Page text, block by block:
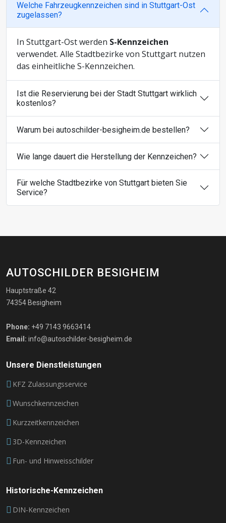
Welche Fahrzeugkennzeichen sind in Stuttgart-Ost
zugelassen?
In Stuttgart-Ost werden S-Kennzeichen
verwendet. Alle Stadtbezirke von Stuttgart nutzen
das einheitliche S-Kennzeichen.
Ist die Reservierung bei der Stadt Stuttgart wirklich
kostenlos?
Warum bei autoschilder-besigheim.de bestellen?
Wie lange dauert die Herstellung der Kennzeichen?
Für welche Stadtbezirke von Stuttgart bieten Sie
Service?
AUTOSCHILDER BESIGHEIM
Hauptstraße 42
74354 Besigheim
Phone: +49 7143 9663414
Email: info@autoschilder-besigheim.de
Unsere Dienstleistungen
KFZ Zulassungsservice
Wunschkennzeichen
Kurzzeitkennzeichen
3D-Kennzeichen
Fun- und Hinweisschilder
Historische-Kennzeichen
DIN-Kennzeichen